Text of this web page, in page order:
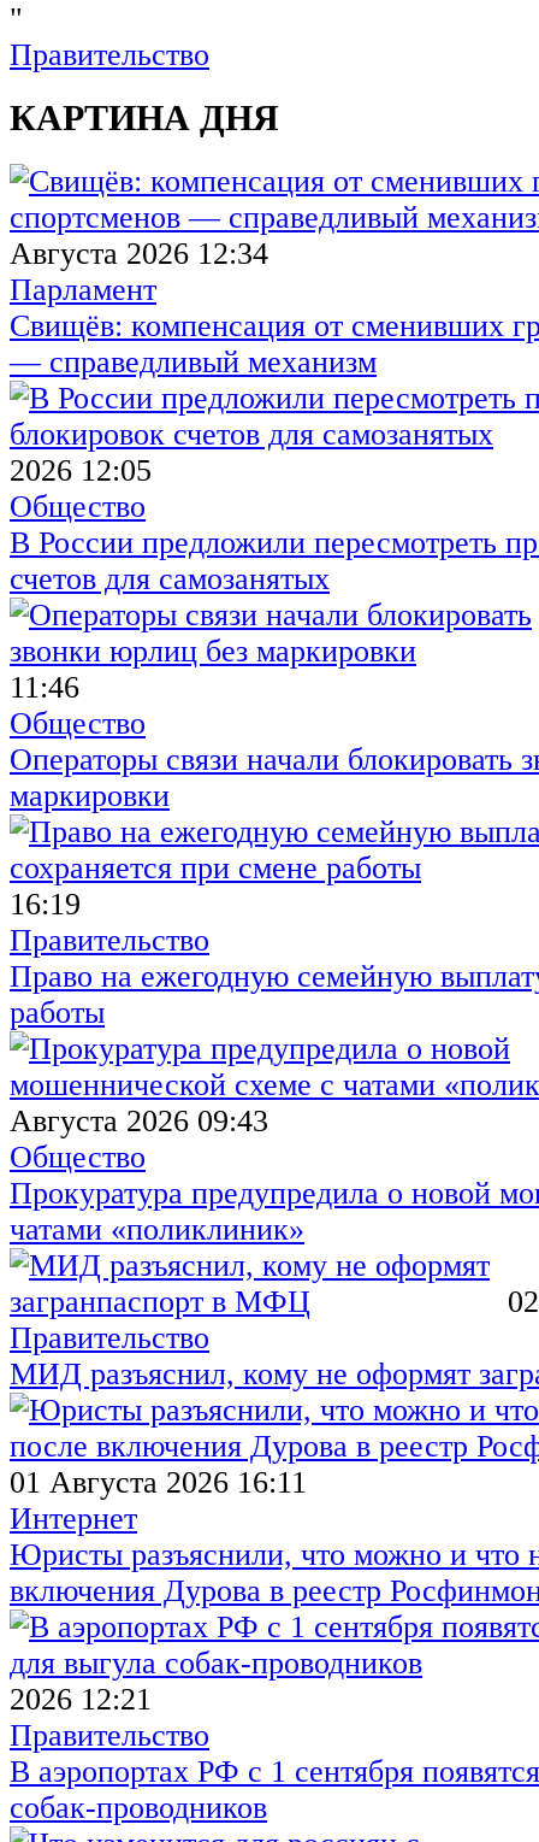
"
Правительство
КАРТИНА ДНЯ
Августа 2026 12:34
Парламент
Свищёв: компенсация от сменивших
— справедливый механизм
2026 12:05
Общество
В России предложили пересмотреть
счетов для самозанятых
11:46
Общество
Операторы связи начали блокировать
маркировки
16:19
Правительство
Право на ежегодную семейную
работы
Августа 2026 09:43
Общество
Прокуратура предупредила о новой
чатами «поликлиник»
Правительство
МИД разъяснил, кому не оформят
01 Августа 2026 16:11
Интернет
Юристы разъяснили, что можно и что
включения Дурова в реестр
2026 12:21
Правительство
В аэропортах РФ с 1 сентября
собак-проводников